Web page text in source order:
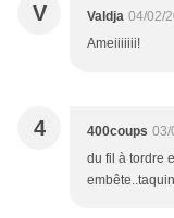
V Valdja 04/02/
Ameiiiiiii!
4 400coups 03/
du fil à tordre